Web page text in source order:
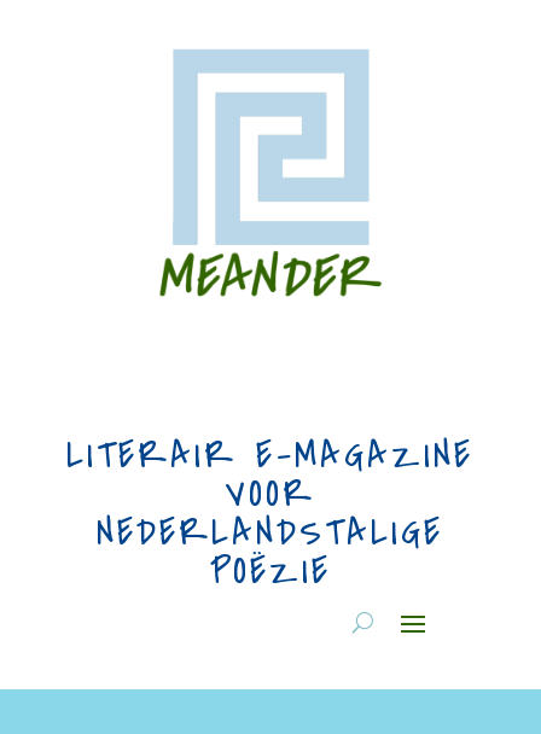
LITERAIR E-MAGAZINE
VOOR
NEDERLANDSTALIGE
POËZIE